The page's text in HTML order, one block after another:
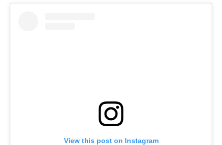
View this post on Instagram